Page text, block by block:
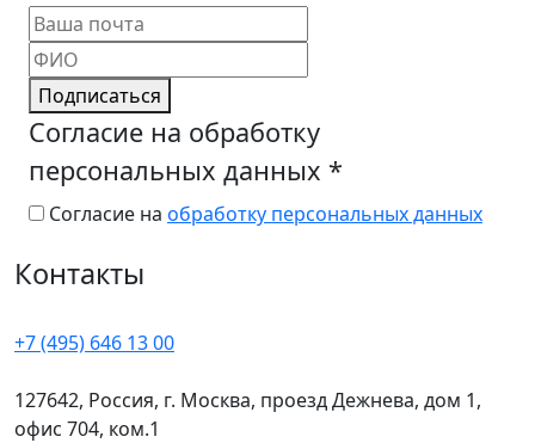
Подписаться
Согласие на обработку
персональных данных *
Согласие на обработку персональных данных
Контакты
+7 (495) 646 13 00
127642, Россия, г. Москва, проезд Дежнева, дом 1,
офис 704, ком.1